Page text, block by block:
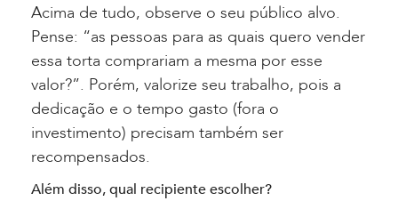
Acima de tudo, observe o seu público alvo.
Pense: “as pessoas para as quais quero vender
essa torta comprariam a mesma por esse
valor?”. Porém, valorize seu trabalho, pois a
dedicação e o tempo gasto (fora o
investimento) precisam também ser
recompensados.
Além disso, qual recipiente escolher?